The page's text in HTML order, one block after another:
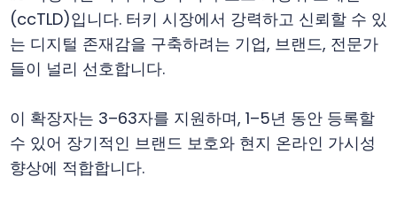
(ccTLD)입니다. 터키 시장에서 강력하고 신뢰할 수 있
는 디지털 존재감을 구축하려는 기업, 브랜드, 전문가
들이 널리 선호합니다.
이 확장자는 3–63자를 지원하며, 1–5년 동안 등록할
수 있어 장기적인 브랜드 보호와 현지 온라인 가시성
향상에 적합합니다.